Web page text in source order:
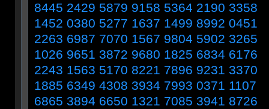
8445 2429 5879 9158 5364 2190 3358
1452 0380 5277 1637 1499 8992 0451
2263 6987 7070 1567 9804 5902 3265
1026 9651 3872 9680 1825 6834 6176
2243 1563 5170 8221 7896 9231 3370
1885 6349 4308 3934 7993 0371 1107
6865 3894 6650 1321 7085 3941 8726